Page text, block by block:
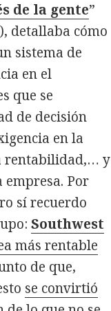
de la gente”
detallaba cómo
sistema de
en el
que se
de decisión
en la
rentabilidad,… y
Por
sí recuerdo
Southwest
más rentable
de que,
se convirtió